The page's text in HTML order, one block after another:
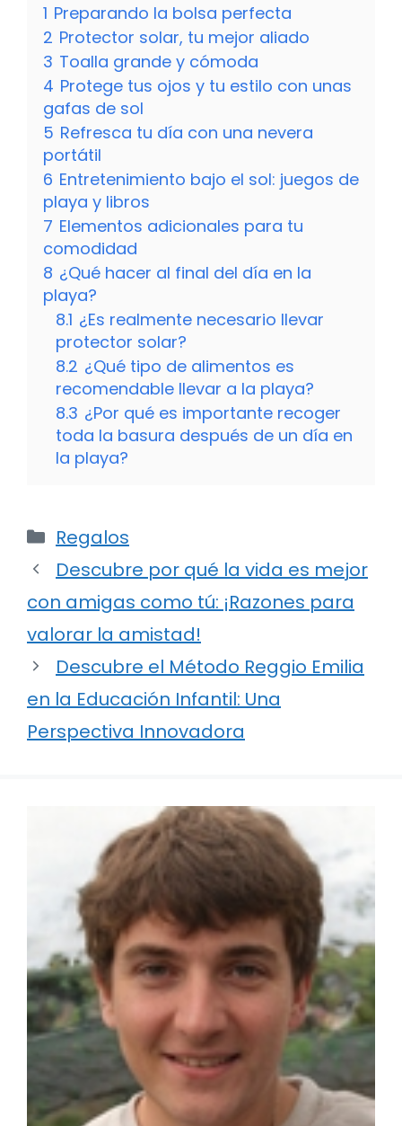
1 Preparando la bolsa perfecta
2 Protector solar, tu mejor aliado
3 Toalla grande y cómoda
4 Protege tus ojos y tu estilo con unas
gafas de sol
5 Refresca tu día con una nevera
portátil
6 Entretenimiento bajo el sol: juegos de
playa y libros
7 Elementos adicionales para tu
comodidad
8 ¿Qué hacer al final del día en la
playa?
8.1 ¿Es realmente necesario llevar
protector solar?
8.2 ¿Qué tipo de alimentos es
recomendable llevar a la playa?
8.3 ¿Por qué es importante recoger
toda la basura después de un día en
la playa?
Categorías
Regalos
Descubre por qué la vida es mejor
con amigas como tú: ¡Razones para
valorar la amistad!
Descubre el Método Reggio Emilia
en la Educación Infantil: Una
Perspectiva Innovadora